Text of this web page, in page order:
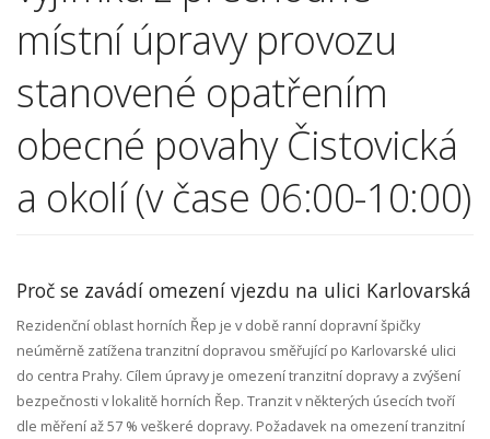
místní úpravy provozu
stanovené opatřením
obecné povahy Čistovická
a okolí (v čase 06:00-10:00)
Proč se zavádí omezení vjezdu na ulici Karlovarská
Rezidenční oblast horních Řep je v době ranní dopravní špičky
neúměrně zatížena tranzitní dopravou směřující po Karlovarské ulici
do centra Prahy. Cílem úpravy je omezení tranzitní dopravy a zvýšení
bezpečnosti v lokalitě horních Řep. Tranzit v některých úsecích tvoří
dle měření až 57 % veškeré dopravy. Požadavek na omezení tranzitní